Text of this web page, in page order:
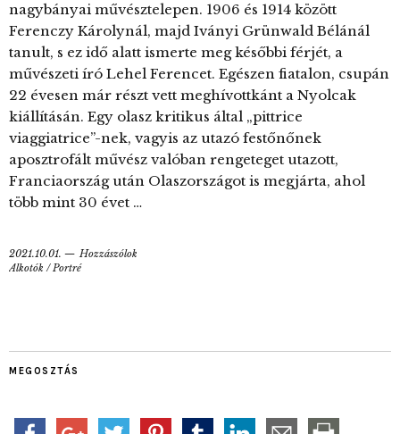
nagybányai művésztelepen. 1906 és 1914 között
Ferenczy Károlynál, majd Iványi Grünwald Bélánál
tanult, s ez idő alatt ismerte meg későbbi férjét, a
művészeti író Lehel Ferencet. Egészen fiatalon, csupán
22 évesen már részt vett meghívottkánt a Nyolcak
kiállításán. Egy olasz kritikus által „pittrice
viaggiatrice”-nek, vagyis az utazó festőnőnek
aposztrofált művész valóban rengeteget utazott,
Franciaország után Olaszországot is megjárta, ahol
több mint 30 évet …
2021.10.01.
Hozzászólok
Alkotók /Portré
MEGOSZTÁS